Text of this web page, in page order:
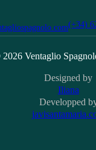
(+34)
Ventaglio
Designed by
Iliana
Developped